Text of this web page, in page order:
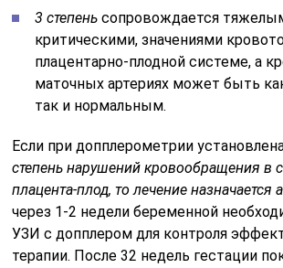
3 степень сопровождается
критическими, значениями
плацентарно-плодной системе, а
маточных артериях может быть
так и нормальным.
Если при допплерометрии
степень нарушений кровообращения в
плацента-плод, то лечение назначается
через 1-2 недели беременной
УЗИ с допплером для контроля
терапии. После 32 недель гестации